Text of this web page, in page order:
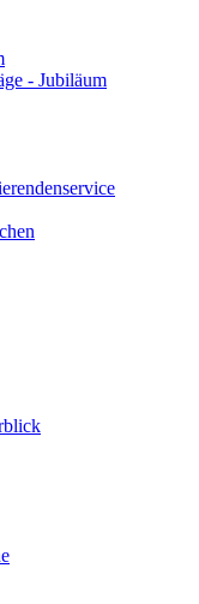
- Jubiläum